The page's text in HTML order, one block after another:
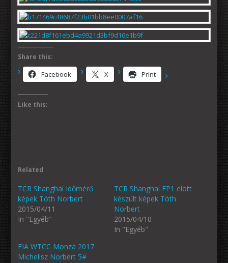
Share this:
Facebook X Print
Like this:
Related
TCR Shanghai Időmérő
képek Tóth Norbert
2015/04/11
In "Egyéb"
TCR Shanghai FP1 elött
készült képek Tóth
Norbert
2015/04/10
In "Egyéb"
FIA WTCC Monza 2017
Michelisz Norbert 5#